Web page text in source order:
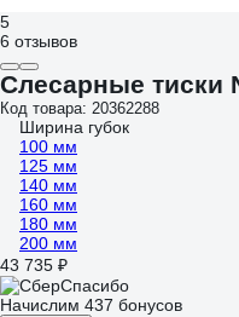
5
6 отзывов
Слесарные тиски
Код товара: 20362288
Ширина губок
100 мм
125 мм
140 мм
160 мм
180 мм
200 мм
43 735 ₽
Начислим 437 бонусов